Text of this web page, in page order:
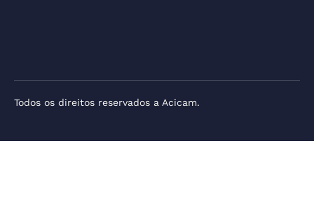
Todos os direitos reservados a Acicam.